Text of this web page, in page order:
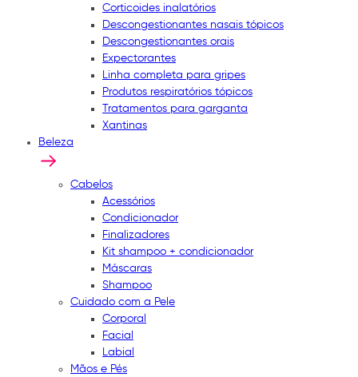
Corticoides inalatórios
Descongestionantes nasais tópicos
Descongestionantes orais
Expectorantes
Linha completa para gripes
Produtos respiratórios tópicos
Tratamentos para garganta
Xantinas
Beleza
Cabelos
Acessórios
Condicionador
Finalizadores
Kit shampoo + condicionador
Máscaras
Shampoo
Cuidado com a Pele
Corporal
Facial
Labial
Mãos e Pés